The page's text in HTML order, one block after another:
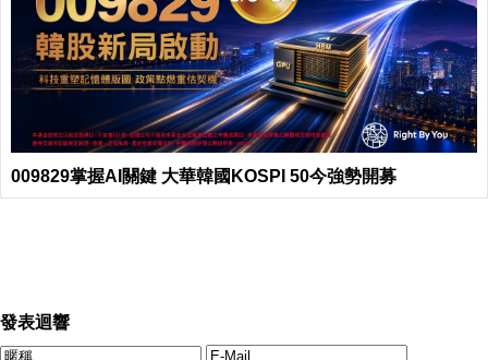
009829掌握AI關鍵 大華韓國KOSPI 50今強勢開募
發表迴響